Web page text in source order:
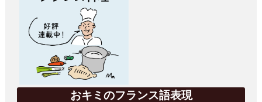
おキミのフランス語表現